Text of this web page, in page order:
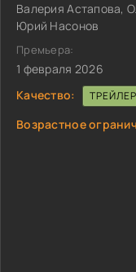
Валерия Астапова,
Юрий Насонов
Премьера:
1 февраля 2026
Качество:
ТРЕЙЛЕР
Возрастное